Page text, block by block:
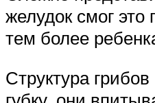
желудок смог это
тем более
Структура